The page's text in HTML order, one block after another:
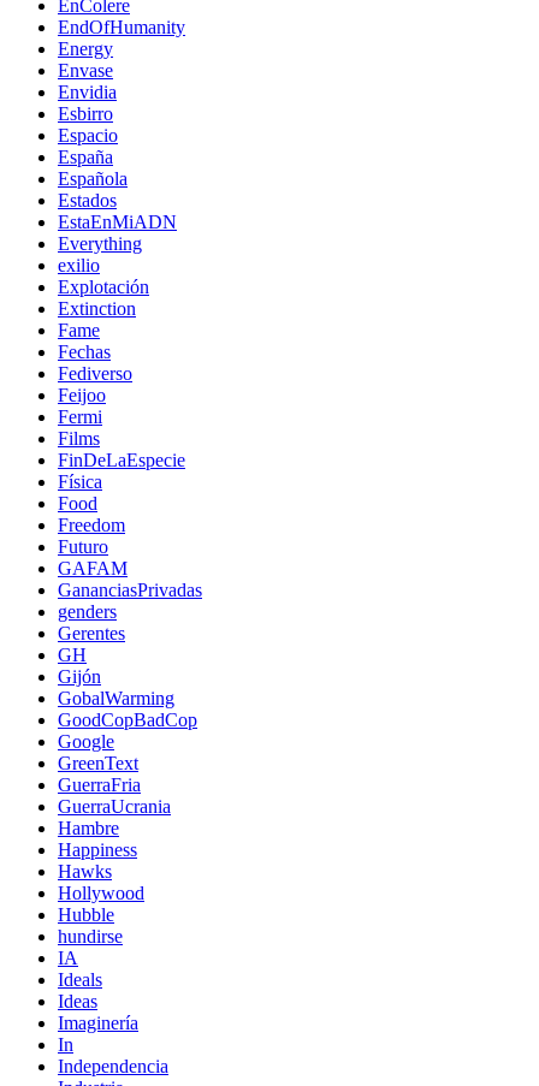
EnColere
EndOfHumanity
Energy
Envase
Envidia
Esbirro
Espacio
España
Española
Estados
EstaEnMiADN
Everything
exilio
Explotación
Extinction
Fame
Fechas
Fediverso
Feijoo
Fermi
Films
FinDeLaEspecie
Física
Food
Freedom
Futuro
GAFAM
GananciasPrivadas
genders
Gerentes
GH
Gijón
GobalWarming
GoodCopBadCop
Google
GreenText
GuerraFria
GuerraUcrania
Hambre
Happiness
Hawks
Hollywood
Hubble
hundirse
IA
Ideals
Ideas
Imaginería
In
Independencia